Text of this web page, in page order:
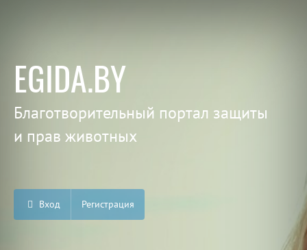
EGIDA.BY
Благотворительный портал защиты
и прав животных
Вход Регистрация